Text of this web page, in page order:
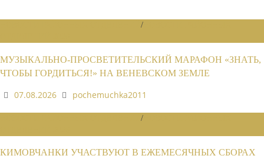
/
МУЗЫКАЛЬНО-ПРОСВЕТИТЕЛЬСКИЙ МАРАФОН «ЗНАТЬ,
ЧТОБЫ ГОРДИТЬСЯ!» НА ВЕНЕВСКОМ ЗЕМЛЕ
07.08.2026
pochemuchka2011
/
КИМОВЧАНКИ УЧАСТВУЮТ В ЕЖЕМЕСЯЧНЫХ СБОРАХ